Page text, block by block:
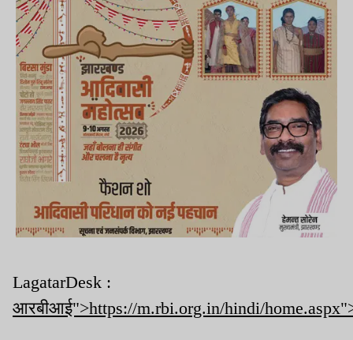
LagatarDesk :
आरबीआई">https://m.rbi.org.in/hindi/